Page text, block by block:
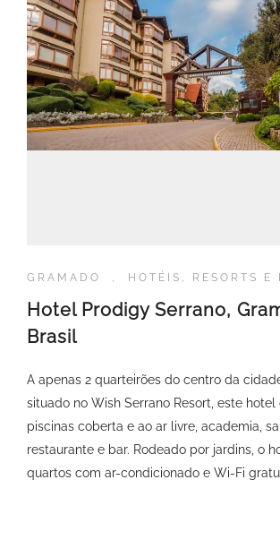
GRAMADO , HOTÉIS, RESORTS E
Hotel Prodigy Serrano,
Brasil
A apenas 2 quarteirões do centro da
situado no Wish Serrano Resort, este hotel
piscinas coberta e ao ar livre, academia,
restaurante e bar. Rodeado por jardins, o
quartos com ar-condicionado e Wi-Fi